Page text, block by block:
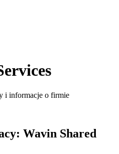
i informacje o firmie
Wavin Shared